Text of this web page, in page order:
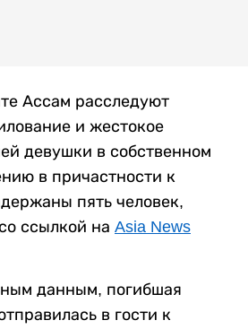
Ассам расследуют
и жестокое
девушки в собственном
в причастности к
пять человек,
со ссылкой на Asia News
данным, погибшая
в гости к